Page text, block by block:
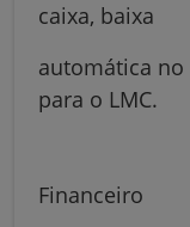
caixa, baixa
automática no
para o LMC.
Financeiro